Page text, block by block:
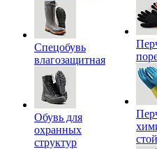
Спецобувь
влагозащитная
Обувь для
охранных
структур